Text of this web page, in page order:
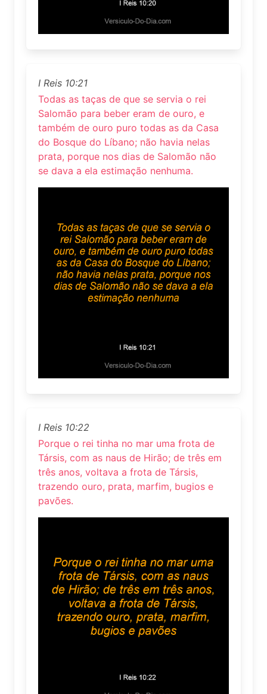
I Reis 10:21
Todas as taças de que se servia o rei
Salomão para beber eram de ouro, e
também de ouro puro todas as da Casa
do Bosque do Líbano; não havia nelas
prata, porque nos dias de Salomão não
se dava a ela estimação nenhuma.
I Reis 10:22
Porque o rei tinha no mar uma frota de
Társis, com as naus de Hirão; de três em
três anos, voltava a frota de Társis,
trazendo ouro, prata, marfim, bugios e
pavões.